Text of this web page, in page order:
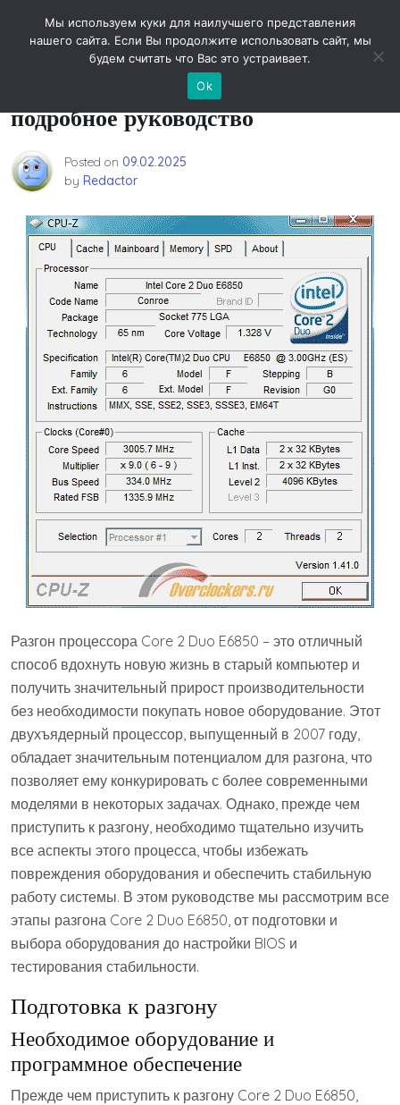
Новости технологий
Разгон Core 2 Duo E6850:
подробное руководство
Posted on 09.02.2025
by Redactor
Разгон процессора Core 2 Duo E6850 – это отличный
способ вдохнуть новую жизнь в старый компьютер и
получить значительный прирост производительности
без необходимости покупать новое оборудование. Этот
двухъядерный процессор, выпущенный в 2007 году,
обладает значительным потенциалом для разгона, что
позволяет ему конкурировать с более современными
моделями в некоторых задачах. Однако, прежде чем
приступить к разгону, необходимо тщательно изучить
все аспекты этого процесса, чтобы избежать
повреждения оборудования и обеспечить стабильную
работу системы. В этом руководстве мы рассмотрим все
этапы разгона Core 2 Duo E6850, от подготовки и
выбора оборудования до настройки BIOS и
тестирования стабильности.
Подготовка к разгону
Необходимое оборудование и
программное обеспечение
Прежде чем приступить к разгону Core 2 Duo E6850,
Мы используем куки для наилучшего представления
нашего сайта. Если Вы продолжите использовать сайт, мы
будем считать что Вас это устраивает.
Ok